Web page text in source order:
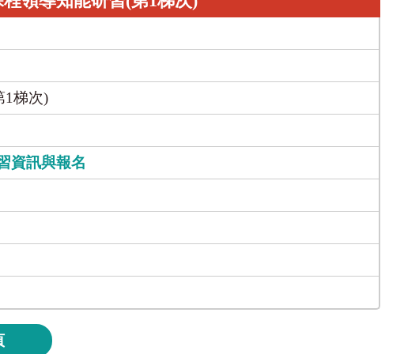
1梯次)
資訊與報名